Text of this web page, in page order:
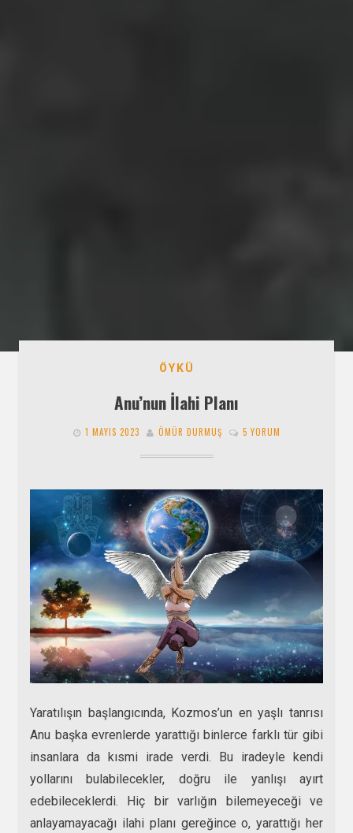
ÖYKÜ
Anu’nun İlahi Planı
1 MAYIS 2023 ÖMÜR DURMUŞ 5 YORUM
Yaratılışın başlangıcında, Kozmos’un en yaşlı tanrısı
Anu başka evrenlerde yarattığı binlerce farklı tür gibi
insanlara da kısmi irade verdi. Bu iradeyle kendi
yollarını bulabilecekler, doğru ile yanlışı ayırt
edebileceklerdi. Hiç bir varlığın bilemeyeceği ve
anlayamayacağı ilahi planı gereğince o, yarattığı her